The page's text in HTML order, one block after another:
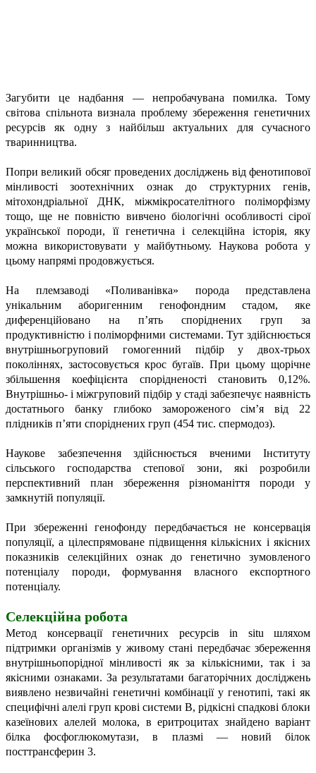
Загубити це надбання — непробачувана помилка. Тому
світова спільнота визнала проблему збереження генетичних
ресурсів як одну з найбільш актуальних для сучасного
тваринництва.
Попри великий обсяг проведених досліджень від фенотипової
мінливості зоотехнічних ознак до структурних генів,
мітохондріальної ДНК, міжмікросателітного поліморфізму
тощо, ще не повністю вивчено біологічні особливості сірої
української породи, її генетична і селекційна історія, яку
можна використовувати у майбутньому. Наукова робота у
цьому напрямі продовжується.
На племзаводі «Поливанівка» порода представлена
унікальним аборигенним генофондним стадом, яке
диференційовано на п’ять споріднених груп за
продуктивністю і поліморфними системами. Тут здійснюється
внутрішньогруповий гомогенний підбір у двох-трьох
поколіннях, застосовується крос бугаїв. При цьому щорічне
збільшення коефіцієнта спорідненості становить 0,12%.
Внутрішньо- і міжгруповий підбір у стаді забезпечує наявність
достатнього банку глибоко замороженого сім’я від 22
плідників п’яти споріднених груп (454 тис. спермодоз).
Наукове забезпечення здійснюється вченими Інституту
сільського господарства степової зони, які розробили
перспективний план збереження різноманіття породи у
замкнутій популяції.
При збереженні генофонду передбачається не консервація
популяції, а цілеспрямоване підвищення кількісних і якісних
показників селекційних ознак до генетично зумовленого
потенціалу породи, формування власного експортного
потенціалу.
Селекційна робота
Метод консервації генетичних ресурсів in situ шляхом
підтримки організмів у живому стані передбачає збереження
внутрішньопорідної мінливості як за кількісними, так і за
якісними ознаками. За результатами багаторічних досліджень
виявлено незвичайні генетичні комбінації у генотипі, такі як
специфічні алелі груп крові системи В, рідкісні спадкові блоки
казеїнових алелей молока, в еритроцитах знайдено варіант
білка фосфоглюкомутази, в плазмі — новий білок
посттрансферин 3.